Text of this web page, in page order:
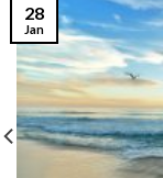
28
Jan